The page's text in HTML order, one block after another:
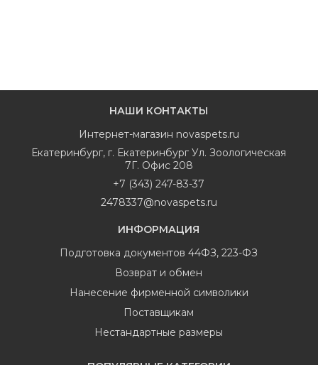
НАШИ КОНТАКТЫ
Интернет-магазин novaspets.ru
Екатеринбург, г. Екатеринбург Ул. Зоологическая
7Г. Офис 208
+7 (343) 247-83-37
2478337@novaspets.ru
ИНФОРМАЦИЯ
Подготовка документов 44ФЗ, 223-ФЗ
Возврат и обмен
Нанесение фирменной символики
Поставщикам
Нестандартные размеры